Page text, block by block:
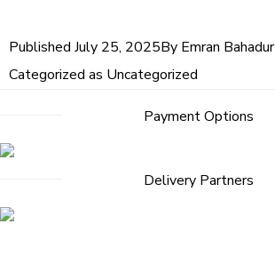
Published July 25, 2025By Emran Bahadur
Categorized as Uncategorized
Payment Options
Delivery Partners